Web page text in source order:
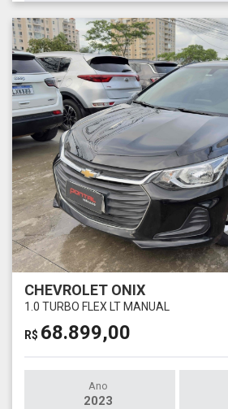
CHEVROLET ONIX
1.0 TURBO FLEX LT MANUAL
R$ 68.899,00
Ano
2023